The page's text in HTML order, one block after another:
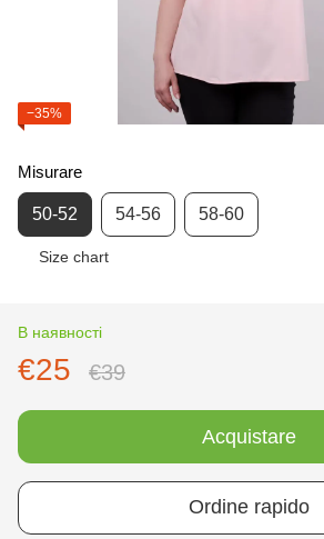
−35%
Misurare
50-52 54-56 58-60
Size chart
В наявності
€25 €39
Acquistare
Ordine rapido